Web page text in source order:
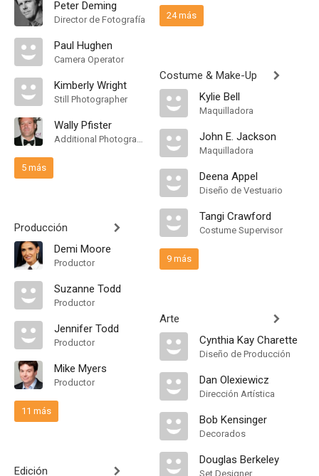
Peter Deming
Director de Fotografía
Paul Hughen
Camera Operator
Kimberly Wright
Still Photographer
Wally Pfister
Additional Photography
5 más
Producción
Demi Moore
Productor
Suzanne Todd
Productor
Jennifer Todd
Productor
Mike Myers
Productor
11 más
Edición
24 más
Costume & Make-Up
Kylie Bell
Maquilladora
John E. Jackson
Maquilladora
Deena Appel
Diseño de Vestuario
Tangi Crawford
Costume Supervisor
9 más
Arte
Cynthia Kay Charette
Diseño de Producción
Dan Olexiewicz
Dirección Artística
Bob Kensinger
Decorados
Douglas Berkeley
Set Designer